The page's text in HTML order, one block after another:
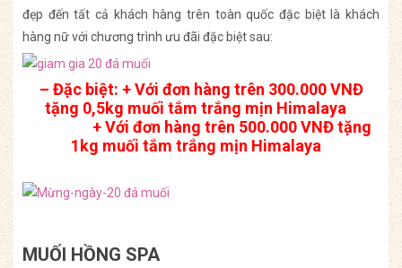
đẹp đến tất cả khách hàng trên toàn quốc đặc biệt là khách
hàng nữ với chương trình ưu đãi đặc biệt sau:
– Đặc biệt: + Với đơn hàng trên 300.000 VNĐ
tặng 0,5kg muối tắm trắng mịn Himalaya
+ Với đơn hàng trên 500.000 VNĐ tặng
1kg muối tắm trắng mịn Himalaya
MUỐI HỒNG SPA